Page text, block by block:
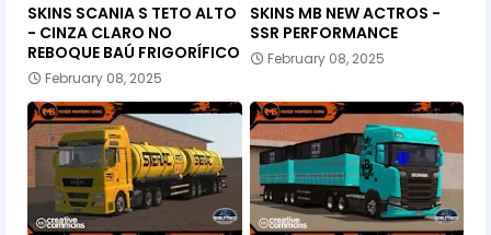
SKINS SCANIA S TETO ALTO
- CINZA CLARO NO
REBOQUE BAÚ FRIGORÍFICO
February 08, 2025
SKINS MB NEW ACTROS -
SSR PERFORMANCE
February 08, 2025